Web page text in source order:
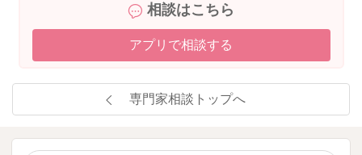
相談はこちら
アプリで相談する
専門家相談トップへ